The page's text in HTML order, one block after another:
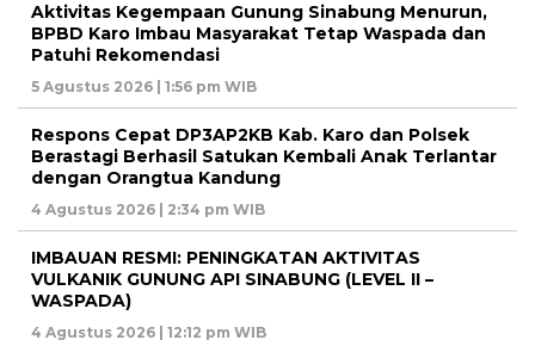
Aktivitas Kegempaan Gunung Sinabung Menurun,
BPBD Karo Imbau Masyarakat Tetap Waspada dan
Patuhi Rekomendasi
5 Agustus 2026 | 1:56 pm WIB
Respons Cepat DP3AP2KB Kab. Karo dan Polsek
Berastagi Berhasil Satukan Kembali Anak Terlantar
dengan Orangtua Kandung
4 Agustus 2026 | 2:34 pm WIB
IMBAUAN RESMI: PENINGKATAN AKTIVITAS
VULKANIK GUNUNG API SINABUNG (LEVEL II –
WASPADA)
4 Agustus 2026 | 12:12 pm WIB